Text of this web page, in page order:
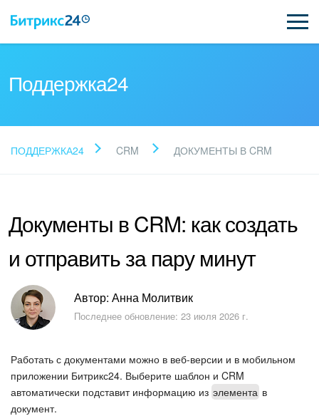
Прочитайте готовые
Новые статьи
Поддержка Битрикс24
Регистрация и вход
Безопасность в Битрикс24
Тарифы и оплата
С чего начать
Поддержка24
ПОДДЕРЖКА24 CRM ДОКУМЕНТЫ В CRM
Документы в CRM: как создать
и отправить за пару минут
Автор: Анна Молитвик
Последнее обновление: 23 июля 2026 г.
Работать с документами можно в веб-версии и в мобильном
приложении Битрикс24. Выберите шаблон и CRM
автоматически подставит информацию из элемента в
документ.